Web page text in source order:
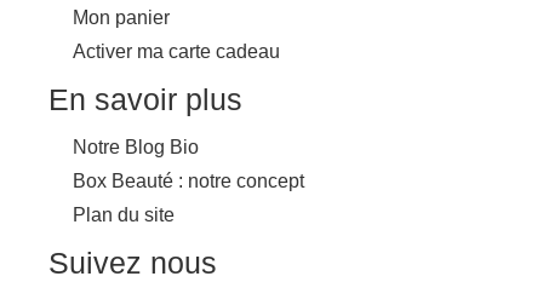
Mon panier
Activer ma carte cadeau
En savoir plus
Notre Blog Bio
Box Beauté : notre concept
Plan du site
Suivez nous